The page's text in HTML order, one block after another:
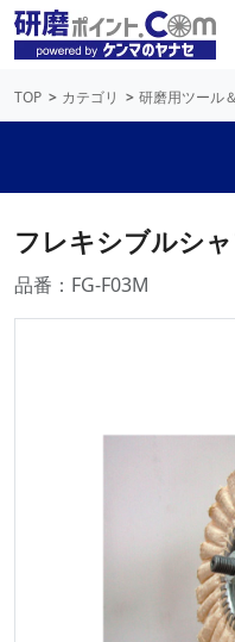
TOP カテゴリ 研磨用ツール
フレキシブルシ
品番：FG-F03M